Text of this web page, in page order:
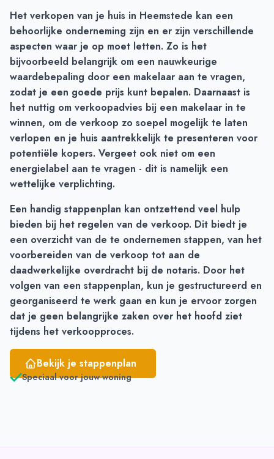
Augustus
September
87
135
Oktober
95
156
November
104
December
114
Januari
81
94
Februari
71
72
Maart
77
119
April
91
140
Mei
107
183
Juni
93 191
Het verkopen van je huis in Heemstede kan een
behoorlijke onderneming zijn en er zijn verschillende
aspecten waar je op moet letten. Zo is het
bijvoorbeeld belangrijk om een nauwkeurige
waardebepaling door een makelaar aan te vragen,
zodat je een goede prijs kunt bepalen. Daarnaast is
het nuttig om verkoopadvies bij een makelaar in te
winnen, om de verkoop zo soepel mogelijk te laten
verlopen en je huis aantrekkelijk te presenteren voor
potentiële kopers. Vergeet ook niet om een
energielabel aan te vragen - dit is namelijk een
wettelijke verplichting.
Een handig stappenplan kan ontzettend veel hulp
bieden bij het regelen van de verkoop. Dit biedt je
een overzicht van de te ondernemen stappen, van het
voorbereiden van de verkoop tot aan de
daadwerkelijke overdracht bij de notaris. Door het
volgen van een stappenplan, kun je gestructureerd en
georganiseerd te werk gaan en kun je ervoor zorgen
dat je geen belangrijke zaken over het hoofd ziet
tijdens het verkoopproces.
Bekijk je stappenplan
Speciaal voor jouw woning